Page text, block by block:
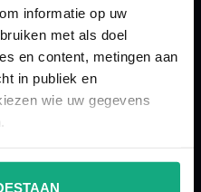
informatie op uw
met als doel
en content, metingen aan
in publiek en
wie uw gegevens
graag: